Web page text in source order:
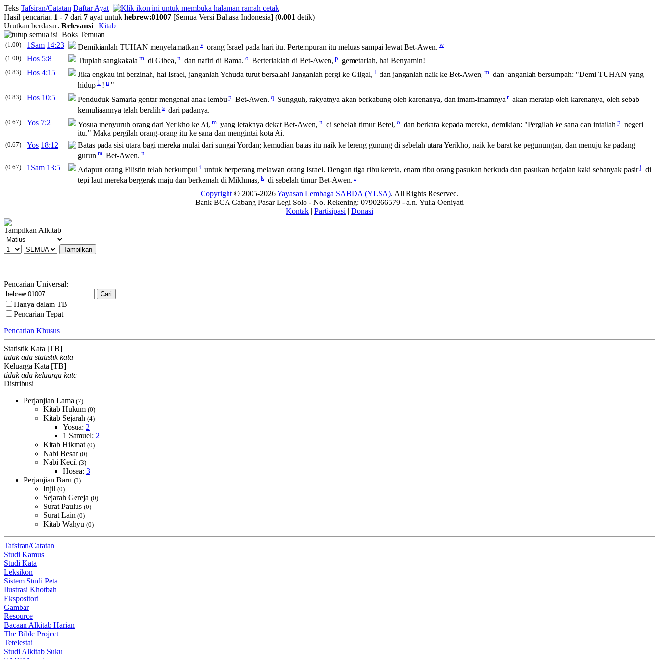
Teks Tafsiran/Catatan Daftar Ayat
Hasil pencarian 1 - 7 dari 7 ayat untuk hebrew:01007 [Semua Versi Bahasa Indonesia] (0.001 detik)
Urutkan berdasar: Relevansi | Kitab
Boks Temuan
(1.00) 1Sam 14:23 Demikianlah TUHAN menyelamatkan v orang Israel pada hari itu. Pertempuran itu meluas sampai lewat Bet-Awen. w
(1.00)
Hos 5:8 Tiuplah sangkakala m di Gibea, n dan nafiri di Rama. o Berteriaklah di Bet-Awen, p gemetarlah, hai Benyamin!
(0.83) Hos 4:15 Jika engkau ini berzinah, hai Israel, janganlah Yehuda turut bersalah! Janganlah pergi ke Gilgal, l dan janganlah naik ke Bet-Awen, m dan janganlah bersumpah: "Demi TUHAN yang
hidup 1 ! n "
(0.83) Hos 10:5 Penduduk Samaria gentar mengenai anak lembu p Bet-Awen. q Sungguh, rakyatnya akan berkabung oleh karenanya, dan imam-imamnya r akan meratap oleh karenanya, oleh sebab
kemuliaannya telah beralih s dari padanya.
(0.67) Yos 7:2 Yosua menyuruh orang dari Yerikho ke Ai, m yang letaknya dekat Bet-Awen, n di sebelah timur Betel, o dan berkata kepada mereka, demikian: "Pergilah ke sana dan intailah p negeri
itu." Maka pergilah orang-orang itu ke sana dan mengintai kota Ai.
(0.67) Yos 18:12
Batas pada sisi utara bagi mereka mulai dari sungai Yordan; kemudian batas itu naik ke lereng gunung di sebelah utara Yerikho, naik ke barat ke pegunungan, dan menuju ke padang
gurun m Bet-Awen. n
(0.67)
1Sam 13:5 Adapun orang Filistin telah berkumpul i untuk berperang melawan orang Israel. Dengan tiga ribu kereta, enam ribu orang pasukan berkuda dan pasukan berjalan kaki sebanyak pasir j di
tepi laut mereka bergerak maju dan berkemah di Mikhmas, k di sebelah timur Bet-Awen. l
Copyright© 2005-2026Yayasan Lembaga SABDA (YLSA). All Rights Reserved.
Bank BCA Cabang Pasar Legi Solo - No. Rekening: 0790266579 - a.n. Yulia Oeniyati
Kontak | Partisipasi | Donasi
Tampilkan Alkitab
Pencarian Universal:
Hanya dalam TB
Pencarian Tepat
Pencarian Khusus
Statistik Kata [TB]
tidak ada statistik kata
Keluarga Kata [TB]
tidak ada keluarga kata
Distribusi
Perjanjian Lama (7)
Kitab Hukum (0)
Kitab Sejarah (4)
Yosua: 2
1 Samuel: 2
Kitab Hikmat (0)
Nabi Besar (0)
Nabi Kecil (3)
Hosea: 3
Perjanjian Baru (0)
Injil (0)
Sejarah Gereja (0)
Surat Paulus (0)
Surat Lain (0)
Kitab Wahyu (0)
Tafsiran/Catatan
Studi Kamus
Studi Kata
Leksikon
Sistem Studi Peta
Ilustrasi Khotbah
Ekspositori
Gambar
Resource
Bacaan Alkitab Harian
The Bible Project
Tetelestai
Studi Alkitab Suku